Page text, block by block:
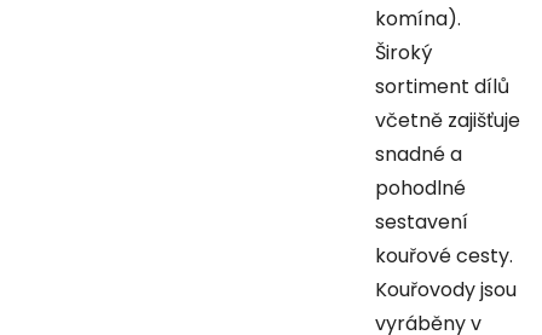
komína).
Široký
sortiment dílů
včetně zajišťuje
snadné a
pohodlné
sestavení
kouřové cesty.
Kouřovody jsou
vyráběny v